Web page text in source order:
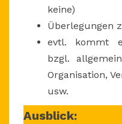
keine)
Überlegungen
evtl. kommt
bzgl.
Organisation,
usw.
Ausblick: